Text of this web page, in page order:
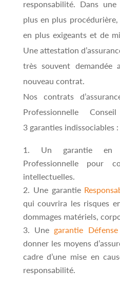
responsabilité. Dans
plus en plus
en plus exigeants et de
Une attestation
très souvent demandée
nouveau contrat.
Nos contrats
Professionnelle
3 garanties indissociables :
Un garantie en
Professionnelle pour
intellectuelles.
Une garantie
qui couvrira les risques
dommages matériels,
Une garantie
donner les moyens
cadre d’une mise en
responsabilité.